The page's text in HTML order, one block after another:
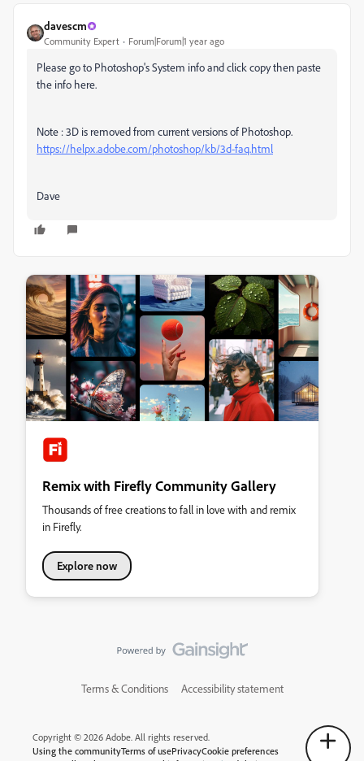
davescm
Community Expert Forum|Forum|1 year ago
Please go to Photoshop's System info and click copy then paste
the info here.
Note : 3D is removed from current versions of Photoshop.
https://helpx.adobe.com/photoshop/kb/3d-faq.html
Dave
Remix with Firefly Community Gallery
Thousands of free creations to fall in love with and remix
in Firefly.
Explore now
Terms & Conditions Accessibility statement
Copyright © 2026 Adobe. All rights reserved.
Using the communityTerms of usePrivacyCookie preferences